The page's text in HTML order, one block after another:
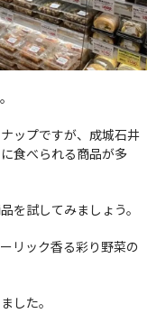
ップですが、成城石井
食べられる商品が多
を試してみましょう。
リック香る彩り野菜の
した。